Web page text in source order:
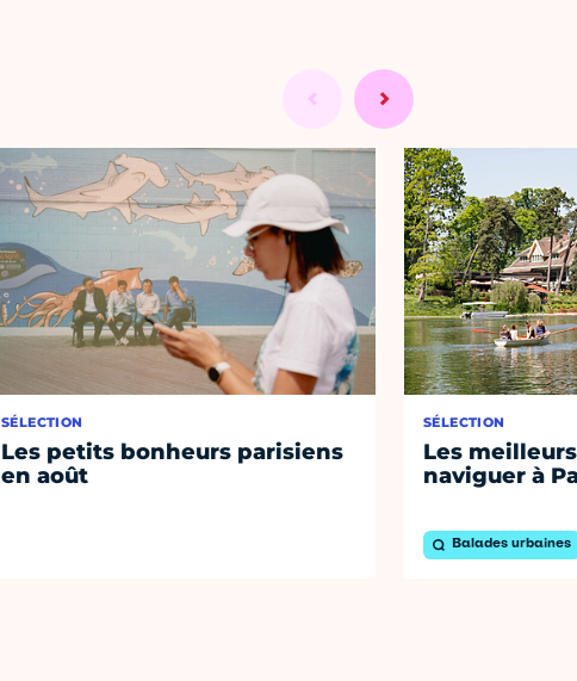
SÉLECTION
Les petits bonheurs parisiens
en août
SÉLECTION
Les
naviguer à
Balades urbaines